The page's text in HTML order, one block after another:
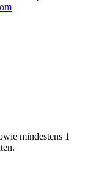
mindestens 1